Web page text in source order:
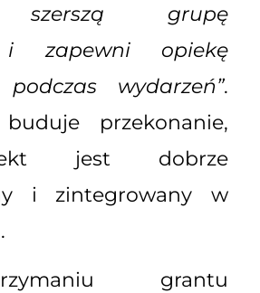
szerszą grupę
i zapewni opiekę
wydarzeń”.
przekonanie,
jest dobrze
i zintegrowany w
grantu